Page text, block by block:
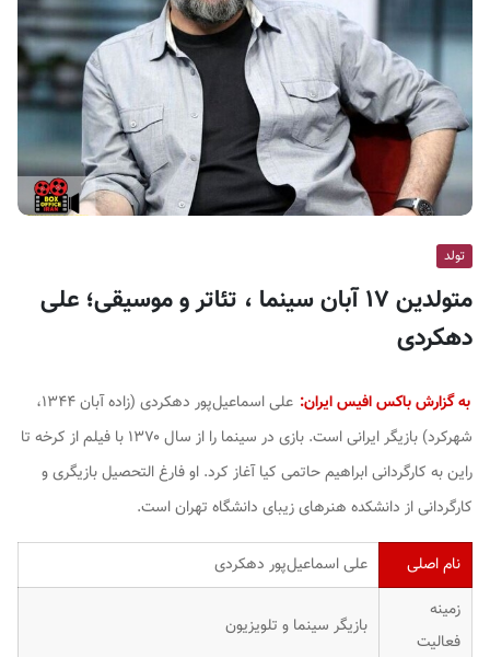
ی
ر
ا
ن
تولد
متولدین ۱۷ آبان سینما ، تئاتر و موسیقی؛ علی‌
دهکردی
به گزارش باکس افیس ایران:
علی‌ اسماعیل‌پور دهکردی (زاده آبان ۱۳۴۴،
شهرکرد) بازیگر ایرانی است. بازی در سینما را از سال ۱۳۷۰ با فیلم از کرخه تا
راین به کارگردانی ابراهیم حاتمی کیا آغاز کرد. او فارغ التحصیل بازیگری و
کارگردانی از دانشکده هنرهای زیبای دانشگاه تهران است.
نام اصلی
علی‌ اسماعیل‌پور دهکردی
زمینه
فعالیت
بازیگر سینما و تلویزیون